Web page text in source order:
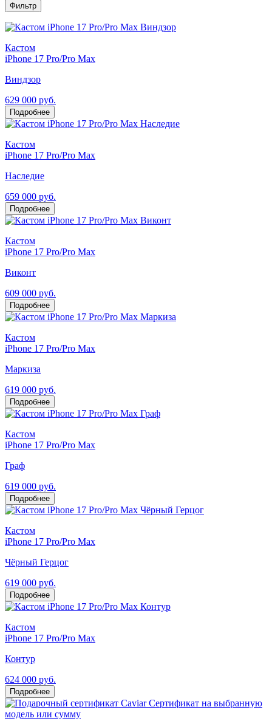
Фильтр
Кастом
iPhone 17 Pro/Pro Max
Виндзор
629 000 руб.
Подробнее
Кастом
iPhone 17 Pro/Pro Max
Наследие
659 000 руб.
Подробнее
Кастом
iPhone 17 Pro/Pro Max
Виконт
609 000 руб.
Подробнее
Кастом
iPhone 17 Pro/Pro Max
Маркиза
619 000 руб.
Подробнее
Кастом
iPhone 17 Pro/Pro Max
Граф
619 000 руб.
Подробнее
Кастом
iPhone 17 Pro/Pro Max
Чёрный Герцог
619 000 руб.
Подробнее
Кастом
iPhone 17 Pro/Pro Max
Контур
624 000 руб.
Подробнее